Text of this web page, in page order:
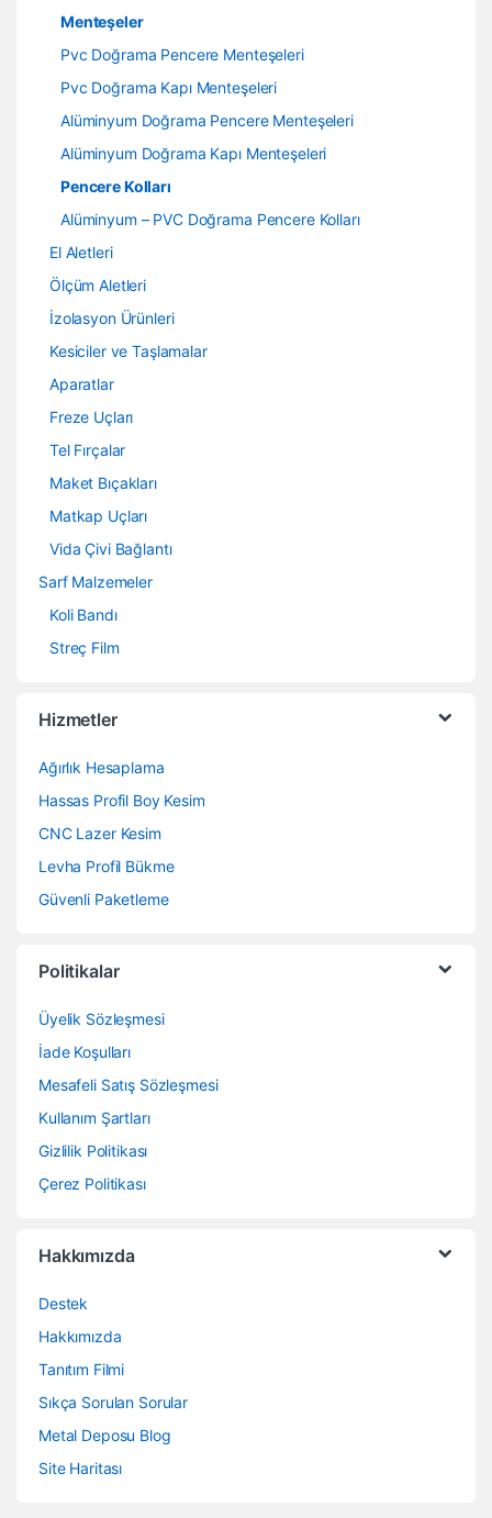
Menteşeler
Pvc Doğrama Pencere Menteşeleri
Pvc Doğrama Kapı Menteşeleri
Alüminyum Doğrama Pencere Menteşeleri
Alüminyum Doğrama Kapı Menteşeleri
Pencere Kolları
Alüminyum – PVC Doğrama Pencere Kolları
El Aletleri
Ölçüm Aletleri
İzolasyon Ürünleri
Kesiciler ve Taşlamalar
Aparatlar
Freze Uçları
Tel Fırçalar
Maket Bıçakları
Matkap Uçları
Vida Çivi Bağlantı
Sarf Malzemeler
Koli Bandı
Streç Film
Hizmetler
Ağırlık Hesaplama
Hassas Profil Boy Kesim
CNC Lazer Kesim
Levha Profil Bükme
Güvenli Paketleme
Politikalar
Üyelik Sözleşmesi
İade Koşulları
Mesafeli Satış Sözleşmesi
Kullanım Şartları
Gizlilik Politikası
Çerez Politikası
Hakkımızda
Destek
Hakkımızda
Tanıtım Filmi
Sıkça Sorulan Sorular
Metal Deposu Blog
Site Haritası